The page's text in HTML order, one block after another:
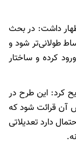
داشت: در بحث
طولانی‌تر شود و
کرده و ساختار
کرد: این طرح در
آن قرائت شود که
دارد تعدیلاتی